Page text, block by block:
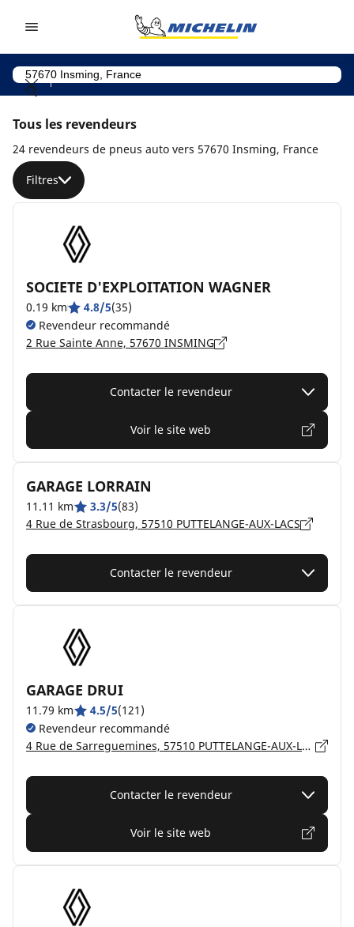
Tous les revendeurs
24 revendeurs de pneus auto vers 57670 Insming, France
Filtres
SOCIETE D'EXPLOITATION WAGNER
0.19 km 4.8/5(35)
Revendeur recommandé
2 Rue Sainte Anne, 57670 INSMING
Contacter le revendeur
Voir le site web
GARAGE LORRAIN
11.11 km 3.3/5(83)
4 Rue de Strasbourg, 57510 PUTTELANGE-AUX-LACS
Contacter le revendeur
GARAGE DRUI
11.79 km 4.5/5(121)
Revendeur recommandé
4 Rue de Sarreguemines, 57510 PUTTELANGE-AUX-LACS
Contacter le revendeur
Voir le site web